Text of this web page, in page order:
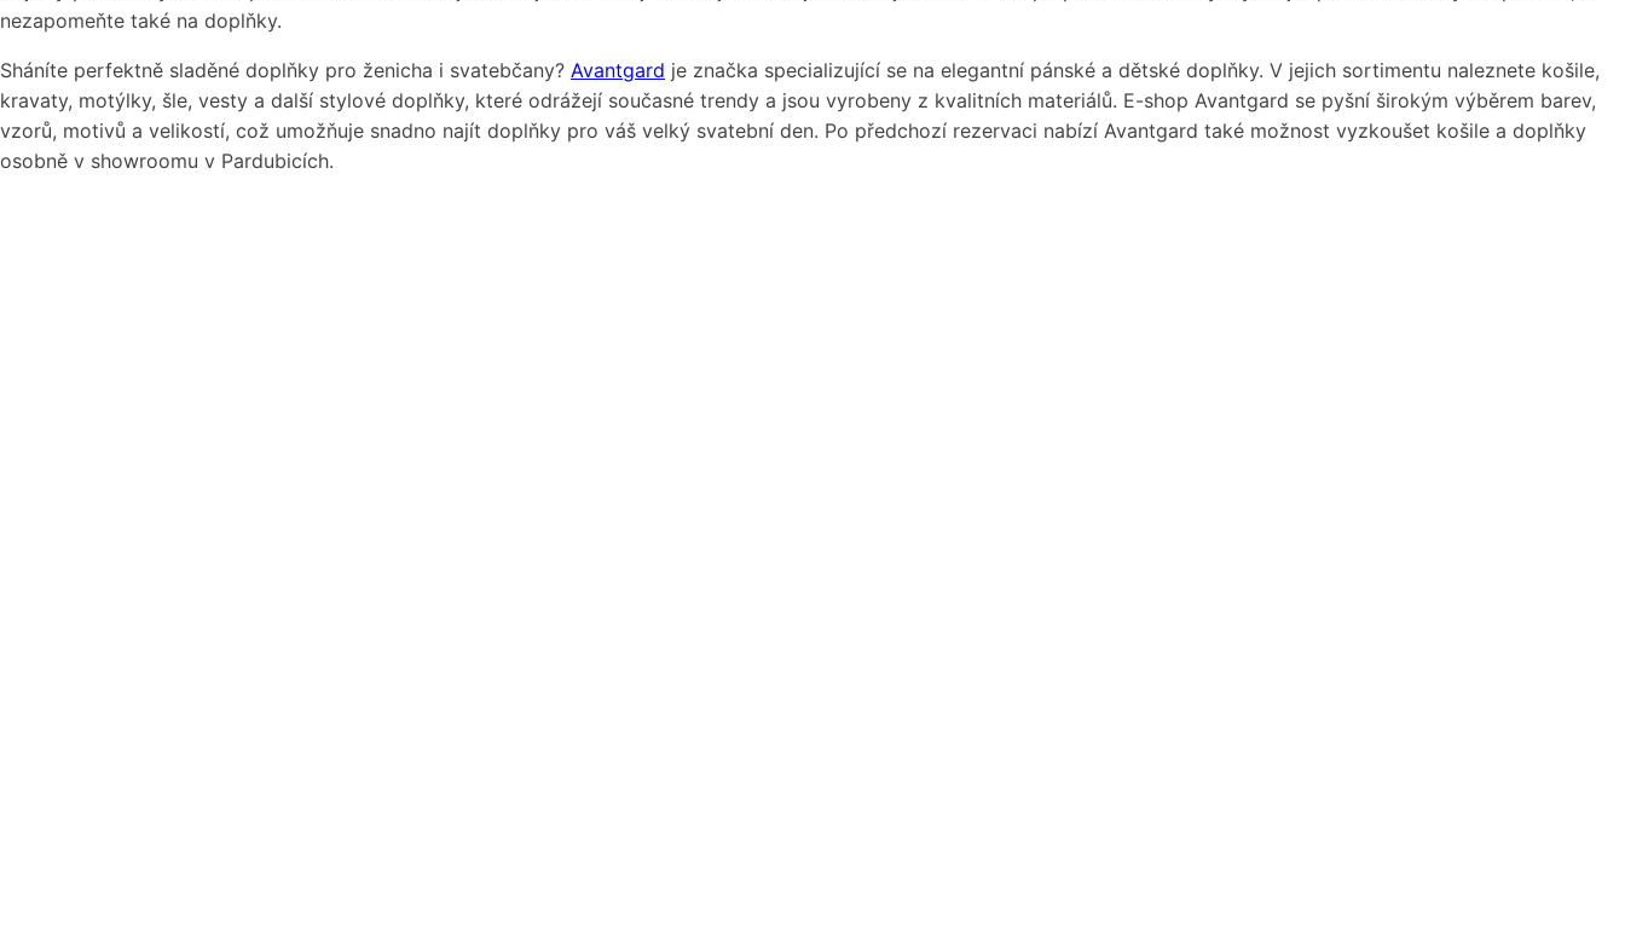
nezapomeňte také na doplňky.
Sháníte perfektně sladěné doplňky pro ženicha i svatebčany? Avantgard je značka specializující se na elegantní pánské a dětské doplňky. V jejich sortimentu naleznete košile,
kravaty, motýlky, šle, vesty a další stylové doplňky, které odrážejí současné trendy a jsou vyrobeny z kvalitních materiálů. E-shop Avantgard se pyšní širokým výběrem barev,
vzorů, motivů a velikostí, což umožňuje snadno najít doplňky pro váš velký svatební den. Po předchozí rezervaci nabízí Avantgard také možnost vyzkoušet košile a doplňky
osobně v showroomu v Pardubicích.